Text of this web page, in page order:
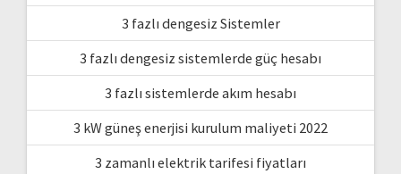
3 fazlı dengesiz Sistemler
3 fazlı dengesiz sistemlerde güç hesabı
3 fazlı sistemlerde akım hesabı
3 kW güneş enerjisi kurulum maliyeti 2022
3 zamanlı elektrik tarifesi fiyatları